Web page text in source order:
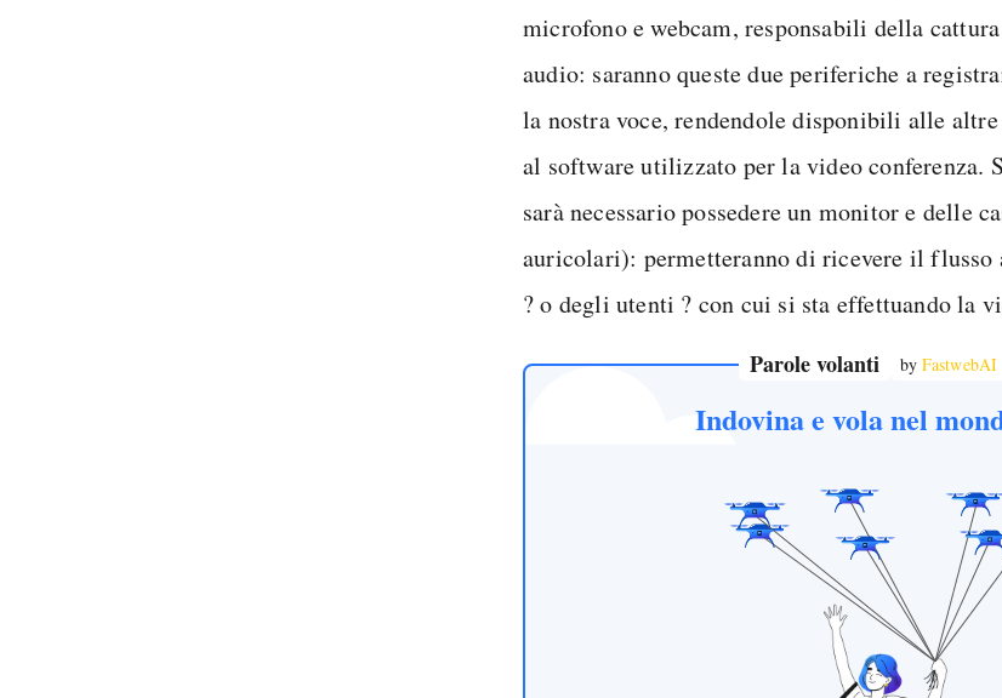
microfono e webcam, responsabili della
audio: saranno queste due periferiche a
la nostra voce, rendendole disponibili alle
al software utilizzato per la video conferenza.
sarà necessario possedere un monitor e delle
auricolari): permetteranno di ricevere il flusso
? o degli utenti ? con cui si sta effettuando la
Parole volanti by FastwebAI
Indovina e vola nel